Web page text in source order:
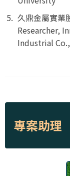
久鼎金屬實業
Researcher,
Industrial
專案助理